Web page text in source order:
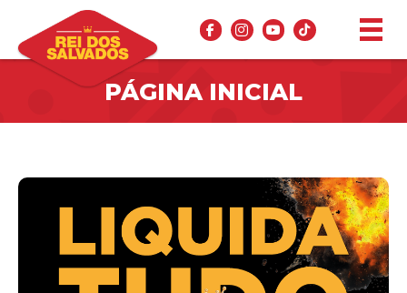
PÁGINA INICIAL